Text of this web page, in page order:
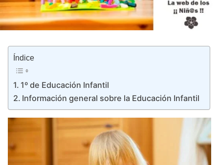
Índice
1º de Educación Infantil
Información general sobre la Educación Infantil